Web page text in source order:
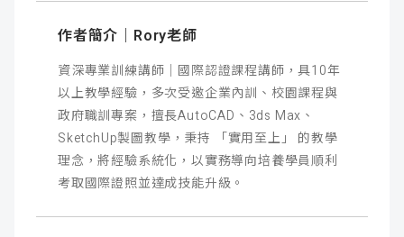
作者簡介｜Rory老師
資深專業訓練講師｜國際認證課程講師，具10年
以上教學經驗，多次受邀企業內訓、校園課程與
政府職訓專案，擅長AutoCAD、3ds Max 、
SketchUp製圖教學，秉持 「實用至上」 的教學
理念，將經驗系統化，以實務導向培養學員順利
考取國際證照並達成技能升級。